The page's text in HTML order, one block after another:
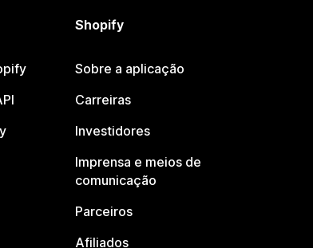
Shopify
Sobre a aplicação
Carreiras
Investidores
Imprensa e meios de
comunicação
Parceiros
Afiliados